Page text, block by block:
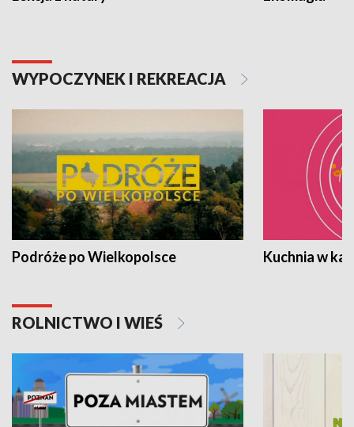
WYPOCZYNEK I REKREACJA
Podróże po Wielkopolsce Kuchnia w
ROLNICTWO I WIEŚ